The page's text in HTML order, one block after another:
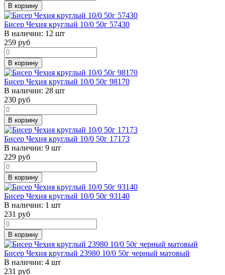
В корзину
Бисер Чехия круглый 10/0 50г 57430
В наличии: 12 шт
259 руб
В корзину
Бисер Чехия круглый 10/0 50г 98170
В наличии: 28 шт
230 руб
В корзину
Бисер Чехия круглый 10/0 50г 17173
В наличии: 9 шт
229 руб
В корзину
Бисер Чехия круглый 10/0 50г 93140
В наличии: 1 шт
231 руб
В корзину
Бисер Чехия круглый 23980 10/0 50г черный матовый
В наличии: 4 шт
231 руб